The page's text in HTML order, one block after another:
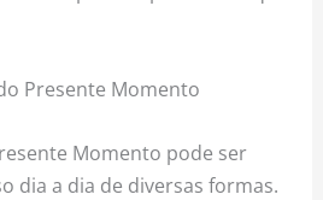
Presente Momento
Momento pode ser
dia a dia de diversas formas.